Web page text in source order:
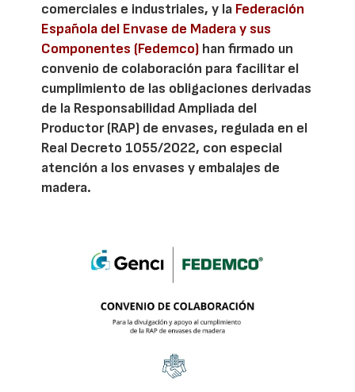
comerciales e industriales, y la Federación
Española del Envase de Madera y sus
Componentes (Fedemco) han firmado un
convenio de colaboración para facilitar el
cumplimiento de las obligaciones derivadas
de la Responsabilidad Ampliada del
Productor (RAP) de envases, regulada en el
Real Decreto 1055/2022, con especial
atención a los envases y embalajes de
madera.